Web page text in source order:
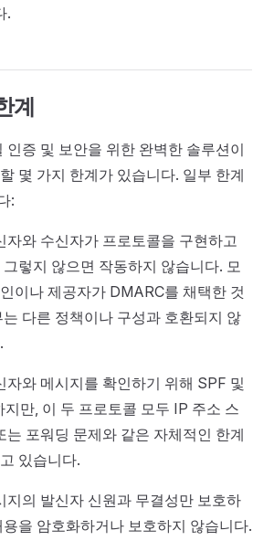
.
계
인증 및 보안을 위한 완벽한 솔루션이
몇 가지 한계가 있습니다. 일부 한계
:
자와 수신자가 프로토콜을 구현하고
렇지 않으면 작동하지 않습니다. 모
이나 제공자가 DMARC를 채택한 것
다른 정책이나 구성과 호환되지 않
자와 메시지를 확인하기 위해 SPF 및
만, 이 두 프로토콜 모두 IP 주소 스
는 포워딩 문제와 같은 자체적인 한계
있습니다.
지의 발신자 신원과 무결성만 보호하
을 암호화하거나 보호하지 않습니다.